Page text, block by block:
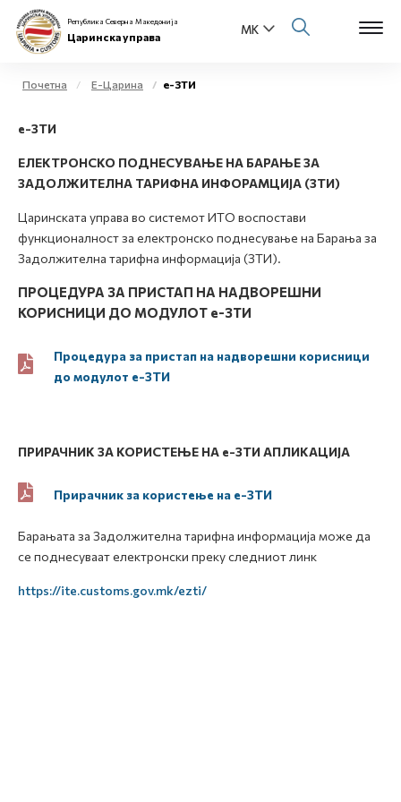
За нас
Бизнис заедница
Е-Царина
Медиа центар
Контакт
Република Северна Македонија
Царинска управа
Почетна Е-Царина е-ЗТИ
е-ЗТИ
ЕЛЕКТРОНСКО ПОДНЕСУВАЊЕ НА БАРАЊЕ ЗА
ЗАДОЛЖИТЕЛНА ТАРИФНА ИНФОРАМЦИЈА (ЗТИ)
Царинската управа во системот ИТO воспостави
функционалност за електронско поднесување на Барања за
Задолжителна тарифна информација (ЗТИ).
ПРОЦЕДУРА ЗА ПРИСТАП НА НАДВОРЕШНИ
КОРИСНИЦИ ДО МОДУЛОТ е-ЗТИ
Процедура за пристап на надворешни корисници
до модулот е-ЗТИ
ПРИРАЧНИК ЗА КОРИСТЕЊЕ НА e-ЗТИАПЛИКАЦИЈА
Прирачник за користење на е-ЗТИ
Барањата за Задолжителна тарифна информација може да
се поднесуваат електронски преку следниот линк
https://ite.customs.gov.mk/ezti/